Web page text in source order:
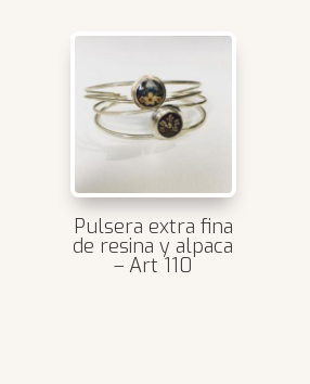
Pulsera extra fina
de resina y alpaca
– Art 110